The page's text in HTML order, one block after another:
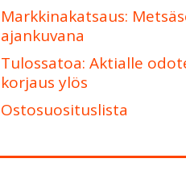
Markkinakatsaus:
ajankuvana
Tulossatoa: Aktialle
korjaus ylös
Ostosuosituslista